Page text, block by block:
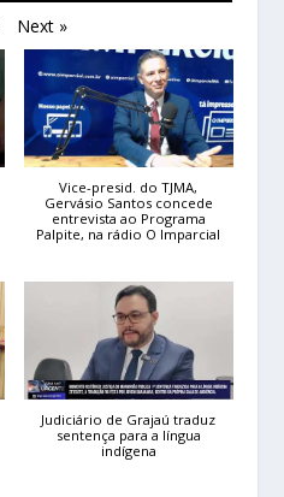
Next »
Vice-presid. do TJMA,
Gervásio Santos concede
entrevista ao Programa
Palpite, na rádio O Imparcial
Judiciário de Grajaú traduz
sentença para a língua
indígena